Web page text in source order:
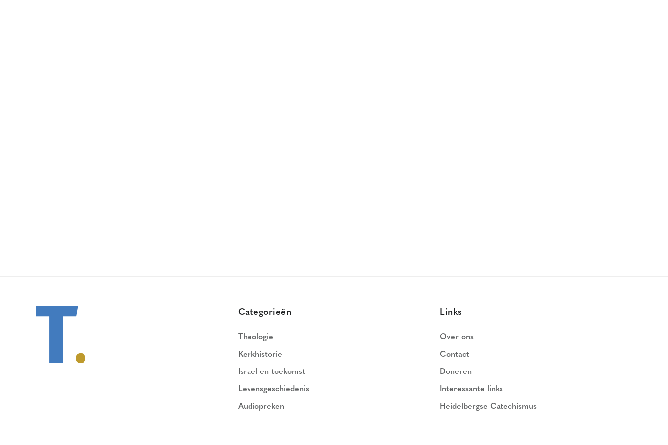
Categorieën
Theologie
Kerkhistorie
Israel en toekomst
Levensgeschiedenis
Audiopreken
Links
Over ons
Contact
Doneren
Interessante links
Heidelbergse Catechismus